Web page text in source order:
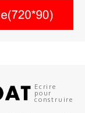
Ecrire
pour
construire